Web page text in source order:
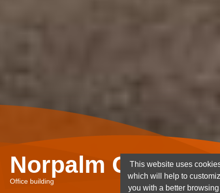
Norpalm Ghana
Office building
This website uses
which will help to
you with a better